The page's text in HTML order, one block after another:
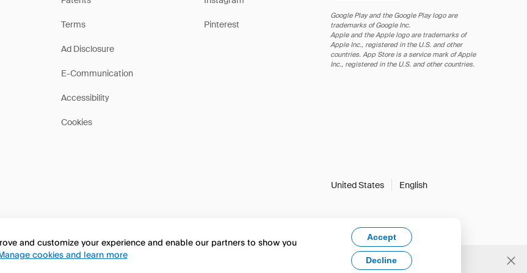
Terms
Ad Disclosure
E-Communication
Accessibility
Cookies
Pinterest
Google Play and the Google Play logo are
trademarks of Google Inc.
Apple and the Apple logo are trademarks of
Apple Inc., registered in the U.S. and other
countries. App Store is a service mark of Apple
Inc., registered in the U.S. and other countries.
United States English
and customize your experience and enable our partners to show you
cookies and learn more
Accept
Decline